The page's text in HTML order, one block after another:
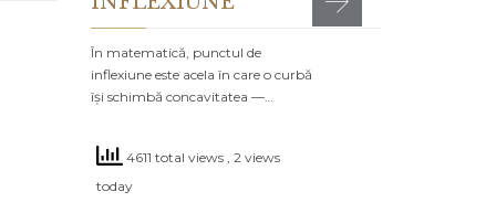
În matematică, punctul de
inflexiune este acela în care o curbă
își schimbă concavitatea —…
4611 total views , 2 views
today